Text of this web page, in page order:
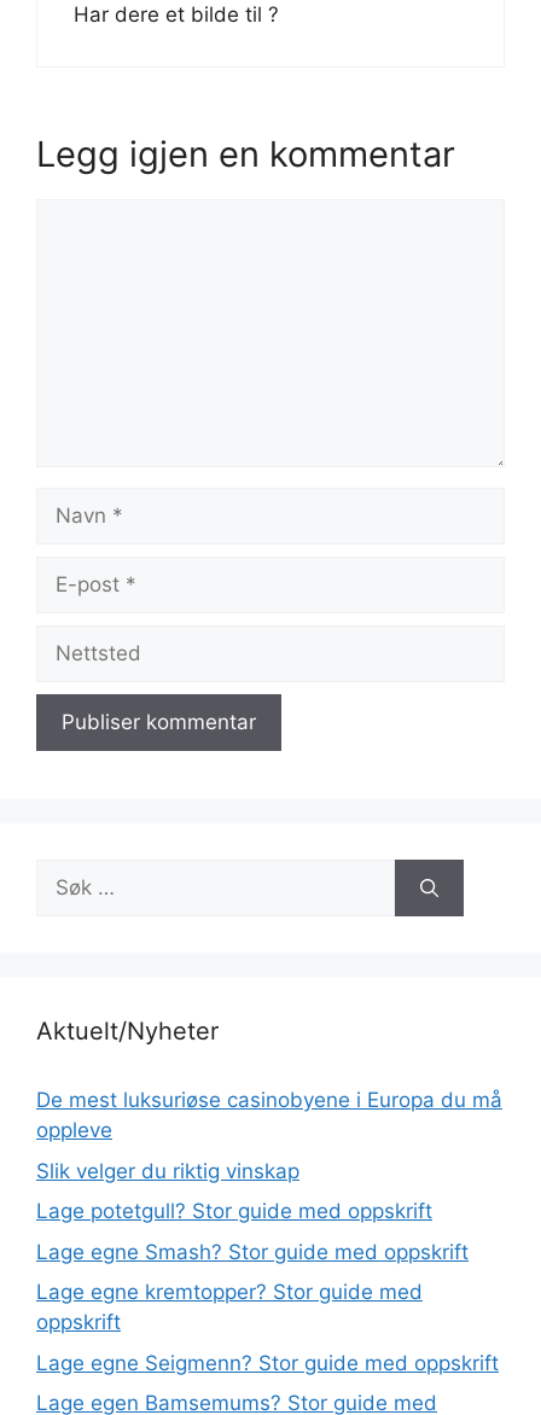
Har dere et bilde til ?
Legg igjen en kommentar
Navn
Nettsted
Søk
etter:
Aktuelt/Nyheter
De mest luksuriøse casinobyene i Europa du må
oppleve
Slik velger du riktig vinskap
Lage potetgull? Stor guide med oppskrift
Lage egne Smash? Stor guide med oppskrift
Lage egne kremtopper? Stor guide med
oppskrift
Lage egne Seigmenn? Stor guide med oppskrift
Lage egen Bamsemums? Stor guide med